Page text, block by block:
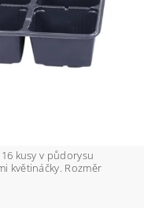
kusy v půdorysu
květináčky. Rozměr